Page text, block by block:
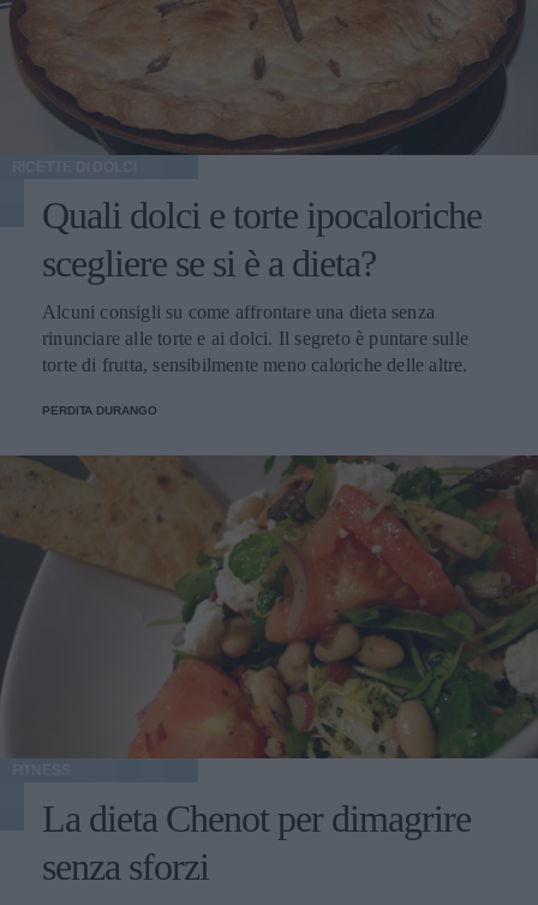
Quali dolci e torte ipocaloriche
scegliere se si è a dieta?
Alcuni consigli su come affrontare una dieta senza
rinunciare alle torte e ai dolci. Il segreto è puntare sulle
torte di frutta, sensibilmente meno caloriche delle altre.
PERDITA DURANGO
La dieta Chenot per dimagrire
senza sforzi